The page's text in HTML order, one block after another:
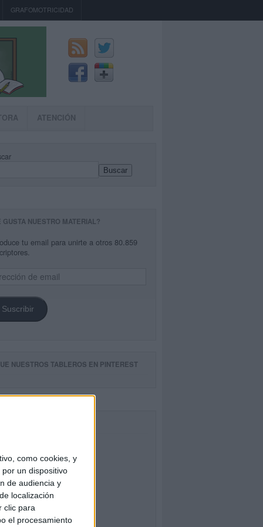
como cookies, y
un dispositivo
de audiencia y
localización
clic para
el procesamiento
GRAFOMOTRICIDAD
ATENCIÓN
Buscar
GUSTA NUESTRO MATERIAL?
tu email para unirte a otros 80.859
Suscribir
NUESTROS TABLEROS EN PINTEREST